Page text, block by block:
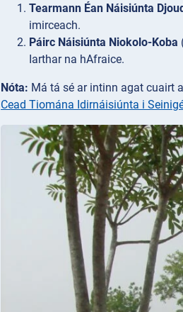
Tearmann Éan Náisiúnta
imirceach.
Páirc Náisiúnta Niokolo-Koba
Iarthar na hAfraice.
Nóta: Má tá sé ar intinn agat cuairt
Cead Tiomána Idirnáisiúnta i